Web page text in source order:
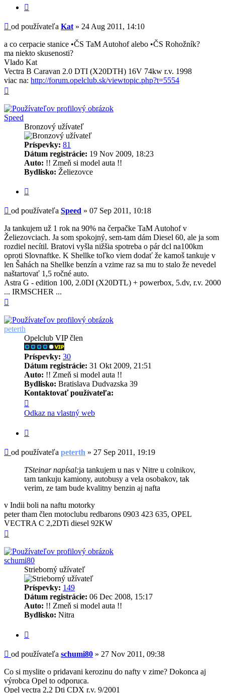
Príspevok
od používateľa Kat » 24 Aug 2011, 14:10
a co cerpacie stanice •ČS TaM Autohof alebo •ČS Rohožník?
ma niekto skusenosti?
Vlado Kat
Vectra B Caravan 2.0 DTI (X20DTH) 16V 74kw r.v. 1998
viac na: http://forum.opelclub.sk/viewtopic.php?t=5554
Speed
Bronzový užívateľ
Príspevky: 81
Dátum registrácie: 19 Nov 2009, 18:23
Auto: !! Zmeň si model auta !!
Bydlisko: Želiezovce
Príspevok
od používateľa Speed » 07 Sep 2011, 10:18
Ja tankujem už 1 rok na 90% na čerpačke TaM Autohof v
Želiezovciach. Ja som spokojný, sem-tam dám Diesel 60, ale ja som
rozdiel necítil. Bratovi vyšla nižšia spotreba o pár dcl na100km
oproti Slovnaftke. K Shellke toľko viem dodať že kamoš tankuje v
len Šahách na Shellke benzín a vzime raz sa mu to stalo že nevedel
naštartovať 1,5 ročné auto.
Astra G - edition 100, 2.0DI (X20DTL) + powerbox, 5.dv, r.v. 2000
... IRMSCHER ...
peterth
Opelclub VIP člen
Príspevky: 30
Dátum registrácie: 31 Okt 2009, 21:51
Auto: !! Zmeň si model auta !!
Bydlisko: Bratislava Dudvazska 39
Kontaktovať používateľa:
informácie
peterth
Odkaz na vlastný web
Príspevok
od používateľa peterth » 27 Sep 2011, 19:19
TSteinar napísal:ja tankujem u nas v Nitre u colnikov,
tam tankuju kamiony, autobusy a vela osobakov, tak
verim, ze tam bude kvalitny benzin aj nafta
v Indii boli na naftu motorky
peter tham člen motoclubu redbarons 0903 423 635, OPEL
VECTRA C 2,2DTi diesel 92KW
schumi80
Strieborný užívateľ
Príspevky: 149
Dátum registrácie: 06 Dec 2008, 15:17
Auto: !! Zmeň si model auta !!
Bydlisko: Nitra
Príspevok
od používateľa schumi80 » 27 Nov 2011, 09:38
Co si myslite o pridavani kerozinu do nafty v zime? Dokonca aj
výrobca Opel to odporuca.
Opel vectra 2,2 Dti CDX r.v. 9/2001